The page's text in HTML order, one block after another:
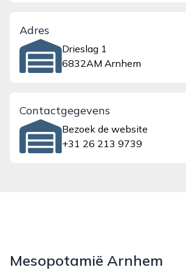
Adres
Drieslag 1
6832AM Arnhem
Contactgegevens
Bezoek de website
+31 26 213 9739
Mesopotamië Arnhem